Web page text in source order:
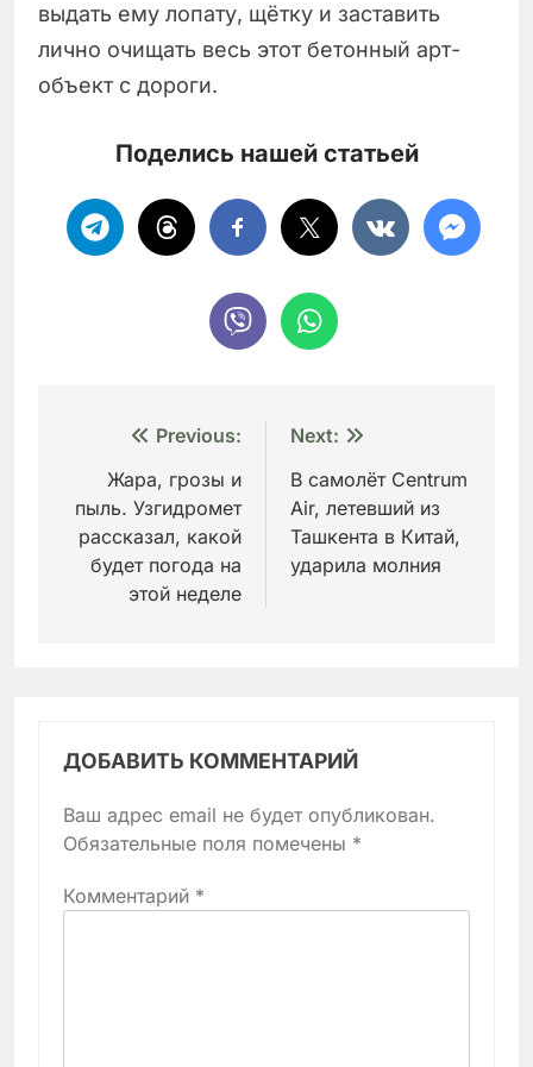
выдать ему лопату, щётку и заставить
лично очищать весь этот бетонный арт-
объект с дороги.
Поделись нашей статьей
Навигация
записям
Previous:
Жара, грозы и
пыль. Узгидромет
рассказал, какой
будет погода на
этой неделе
Next:
В самолёт Centrum
Air, летевший из
Ташкента в Китай,
ударила молния
ДОБАВИТЬ КОММЕНТАРИЙ
Ваш адрес email не будет опубликован.
Обязательные поля помечены *
Комментарий *